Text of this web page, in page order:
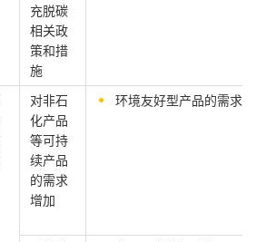
充脱碳
相关政
策和措
施
对非石
化产品
等可持
续产品
的需求
增加
环境友好型产品的需求